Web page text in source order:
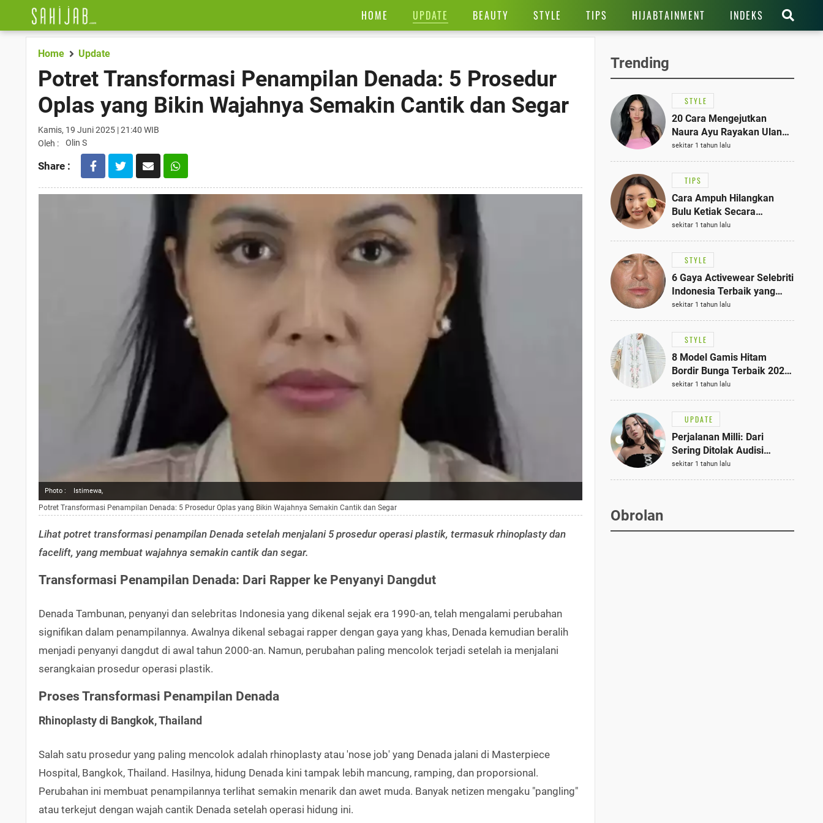
HOME UPDATE BEAUTY STYLE TIPS HIJABTAINMENT INDEKS
Home Update
Potret Transformasi Penampilan Denada: 5 Prosedur
Oplas yang Bikin Wajahnya Semakin Cantik dan Segar
Kamis, 19 Juni 2025 | 21:40 WIB
Oleh :
Olin S
Share :
Photo : Istimewa,
Potret Transformasi Penampilan Denada: 5 Prosedur Oplas yang Bikin Wajahnya Semakin Cantik dan Segar
Lihat potret transformasi penampilan Denada setelah menjalani 5 prosedur operasi plastik, termasuk rhinoplasty dan
facelift, yang membuat wajahnya semakin cantik dan segar.
Transformasi Penampilan Denada: Dari Rapper ke Penyanyi Dangdut
Denada Tambunan, penyanyi dan selebritas Indonesia yang dikenal sejak era 1990-an, telah mengalami perubahan
signifikan dalam penampilannya. Awalnya dikenal sebagai rapper dengan gaya yang khas, Denada kemudian beralih
menjadi penyanyi dangdut di awal tahun 2000-an. Namun, perubahan paling mencolok terjadi setelah ia menjalani
serangkaian prosedur operasi plastik.
Proses Transformasi Penampilan Denada
Rhinoplasty di Bangkok, Thailand
Salah satu prosedur yang paling mencolok adalah rhinoplasty atau 'nose job' yang Denada jalani di Masterpiece
Hospital, Bangkok, Thailand. Hasilnya, hidung Denada kini tampak lebih mancung, ramping, dan proporsional.
Perubahan ini membuat penampilannya terlihat semakin menarik dan awet muda. Banyak netizen mengaku "pangling"
atau terkejut dengan wajah cantik Denada setelah operasi hidung ini.
Trending
STYLE
20 Cara Mengejutkan
Naura Ayu Rayakan Ulang
Tahun di Panti Asuhan,
Terlihat Anggun dengan
Kaftan Cokelat
sekitar 1 tahun lalu
TIPS
Cara Ampuh Hilangkan
Bulu Ketiak Secara
Permanen dalam 5
Langkah Sederhana
sekitar 1 tahun lalu
STYLE
6 Gaya Activewear Selebriti
Indonesia Terbaik yang
Bisa Jadi Inspirasi
Fashionmu
sekitar 1 tahun lalu
STYLE
8 Model Gamis Hitam
Bordir Bunga Terbaik 2025,
Stylish untuk Hangout
hingga Acara Semi-Formal
sekitar 1 tahun lalu
UPDATE
Perjalanan Milli: Dari
Sering Ditolak Audisi
hingga Menjadi Rapper Top
10 Thailand
sekitar 1 tahun lalu
Obrolan